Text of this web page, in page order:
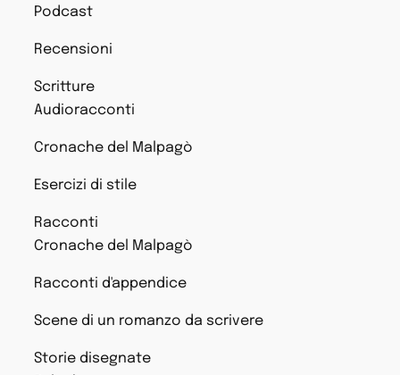
Podcast
Recensioni
Scritture
Audioracconti
Cronache del Malpagò
Esercizi di stile
Racconti
Cronache del Malpagò
Racconti d'appendice
Scene di un romanzo da scrivere
Storie disegnate